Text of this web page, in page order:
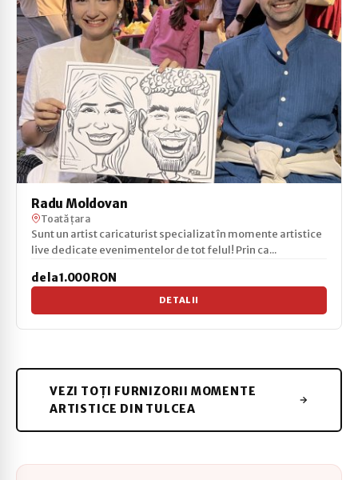
Radu Moldovan
Toată țara
Sunt un artist caricaturist specializat în momente artistice
live dedicate evenimentelor de tot felul! Prin ca...
de la 1.000 RON
DETALII
VEZI TOȚI FURNIZORII MOMENTE
ARTISTICE DIN TULCEA